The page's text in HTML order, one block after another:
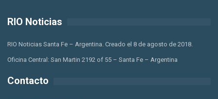
RIO Noticias
RIO Noticias Santa Fe – Argentina. Creado el 8 de agosto de 2018.
Oficina Central: San Martin 2192 of 55 – Santa Fe – Argentina
Contacto